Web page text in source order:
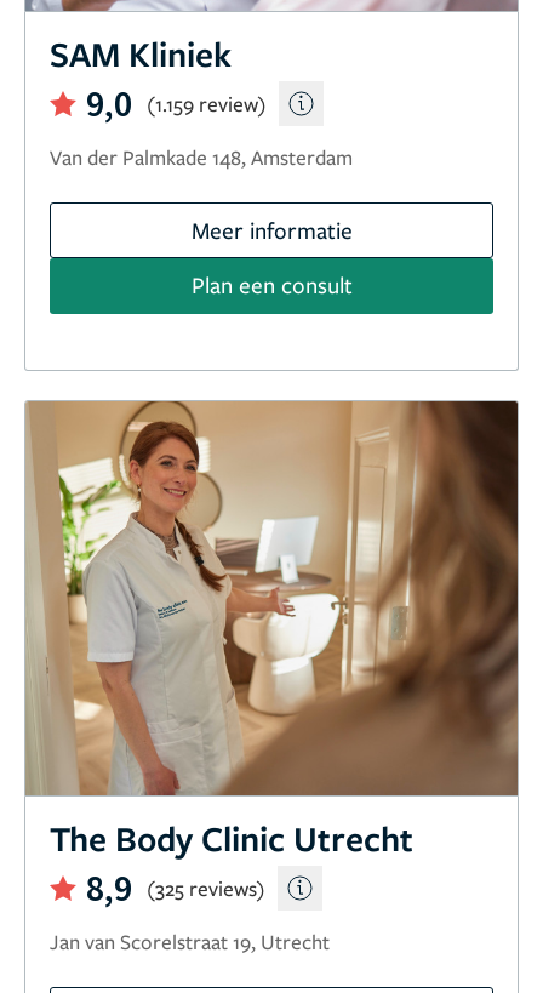
SAM Kliniek
9,0
(1.159 review)
Van der Palmkade 148, Amsterdam
Meer informatie
Plan een consult
The Body Clinic Utrecht
8,9
(325 reviews)
Jan van Scorelstraat 19, Utrecht